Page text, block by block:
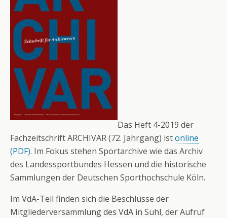
Das Heft 4-2019 der
Fachzeitschrift ARCHIVAR (72. Jahrgang) istonline
(PDF). Im Fokus stehen Sportarchive wie das Archiv
des Landessportbundes Hessen und die historische
Sammlungen der Deutschen Sporthochschule Köln.
Im VdA-Teil finden sich die Beschlüsse der
Mitgliederversammlung des VdA in Suhl, der Aufruf